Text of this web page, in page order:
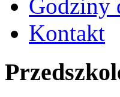
Godziny
Kontakt